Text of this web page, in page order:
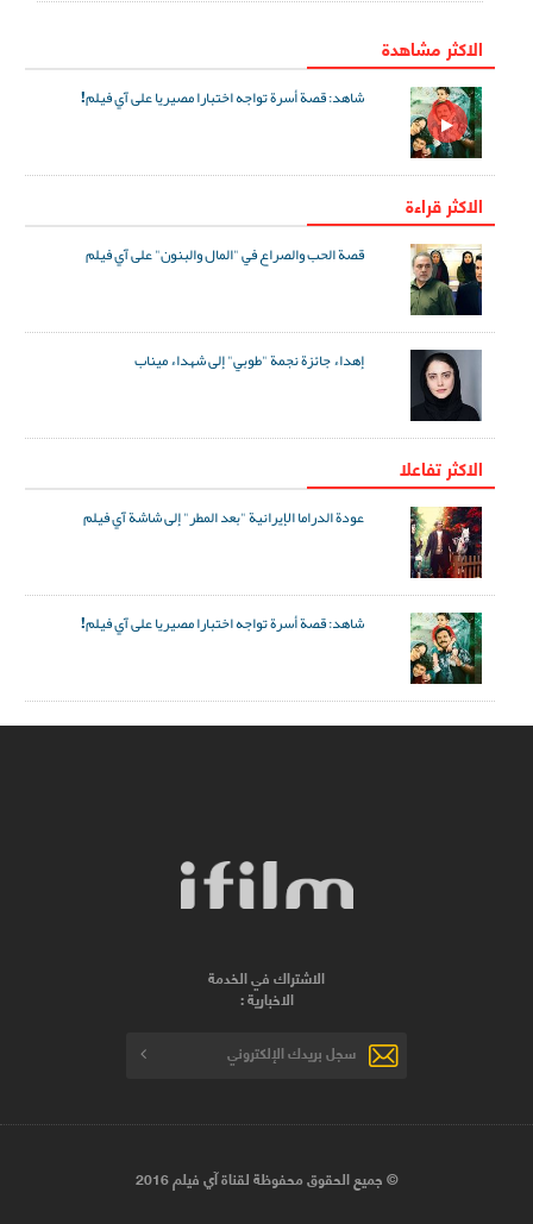
الاكثر مشاهدة
شاهد: قصة أسرة تواجه اختبارا مصيريا على آي فيلم!
الاكثر قراءة
قصة الحب والصراع في "المال والبنون" على آي فيلم
إهداء جائزة نجمة "طوبي" إلى شهداء ميناب
الاکثر تفاعلا
عودة الدراما الإيرانية "بعد المطر" إلى شاشة آي فيلم
شاهد: قصة أسرة تواجه اختبارا مصيريا على آي فيلم!
الاشتراك في الخدمة
الاخبارية :
© جميع الحقوق محفوظة لقناة آي فيلم 2016